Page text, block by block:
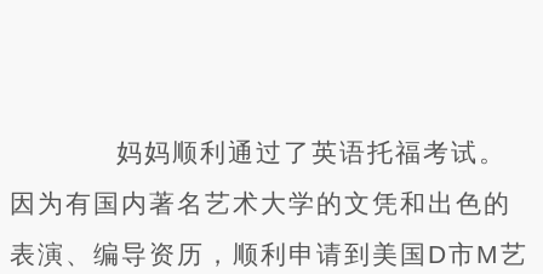
妈妈顺利通过了英语托福考试。
因为有国内著名艺术大学的文凭和出色的
表演、编导资历，顺利申请到美国D市M艺